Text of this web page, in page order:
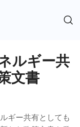
ルギー共
文書
ギー共有としても